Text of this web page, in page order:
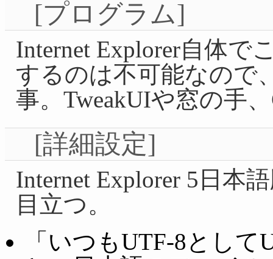
[プログラム]
Internet Explorer自体で
するのは不可能なので
事。TweakUIや窓の手
[詳細設定]
Internet Explorer 5日本
目立つ。
「いつもUTF-8とし